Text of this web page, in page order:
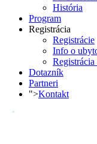
História
Program
Registrácia
Registrácie
Info o
Dotazník
Partneri
">Kontakt